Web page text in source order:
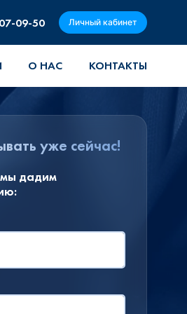
09-50 Личный кабинет
О НАС КОНТАКТЫ
уже сейчас!
дадим